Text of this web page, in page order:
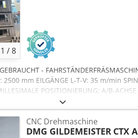
1 /8
-
2500 mm EILGÄNGE L-T-V: 35 m/min
POSITIONIERUNG; A/B-
20 bar HINWEIS:
KALIBRIERUNG Chjdox Ru Azopfx
CNC Drehmaschine
DMG GILDEMEISTER CTX